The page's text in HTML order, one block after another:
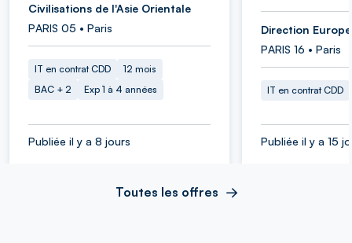
Civilisations de l'Asie Orientale
PARIS 05 • Paris
IT en contrat CDD
12 mois
BAC + 2
Exp 1 à 4 années
Publiée il y a 8 jours
Direction
PARIS 16 • Paris
IT en contrat CDD
Publiée il y a 15
Toutes les offres